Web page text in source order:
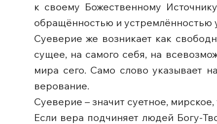
к своему Божественному
обращённостью и устремлённостью
Суеверие же возникает как
сущее, на самого себя, на
мира сего. Само слово указывает
верование.
Суеверие – значит суетное,
Если вера подчиняет людей Богу-